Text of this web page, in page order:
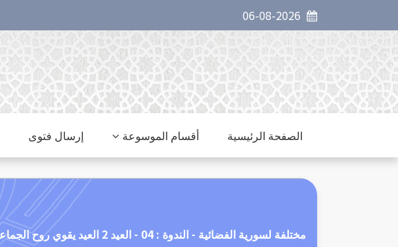
الصفحة الرئيسية أقسام الموسوعة إرسال فتوى
مختلفة لسورية الفضائية - الندوة : 04 - العيد 2 العيد يقوي روح الجماعة.